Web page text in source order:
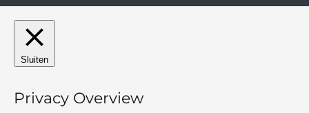
Sluiten
Privacy Overview